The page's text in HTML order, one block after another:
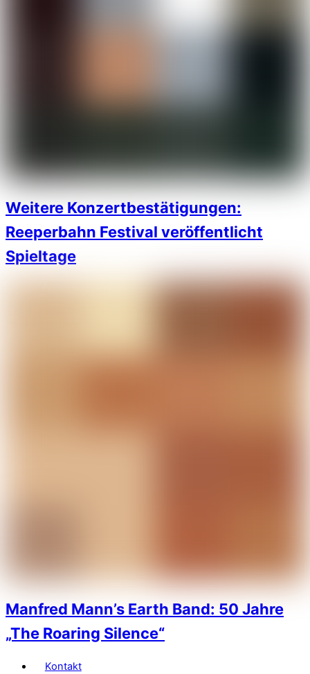
Weitere Konzertbestätigungen:
Reeperbahn Festival veröffentlicht
Spieltage
Manfred Mann’s Earth Band: 50 Jahre
„The Roaring Silence“
Kontakt